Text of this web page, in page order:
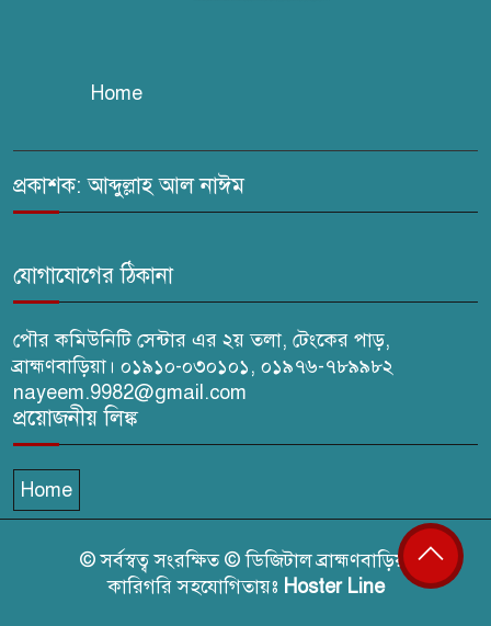
চুরির দায়ে সুলতানপুরের বোরহান
ঢেউ’র আহবায়ক সোহেল সদস্য
Home
প্রকাশক: আব্দুল্লাহ আল নাঈম
যোগাযোগের ঠিকানা
পৌর কমিউনিটি সেন্টার এর ২য় তলা, টেংকের পাড়,
ব্রাহ্মণবাড়িয়া। ০১৯১০-০৩০১০১, ০১৯৭৬-৭৮৯৯৮২
nayeem.9982@gmail.com
প্রয়োজনীয় লিঙ্ক
Home
© সর্বস্বত্ব সংরক্ষিত © ডিজিটাল ব্রাহ্মণবাড়িয়া
কারিগরি সহযোগিতায়ঃ Hoster Line